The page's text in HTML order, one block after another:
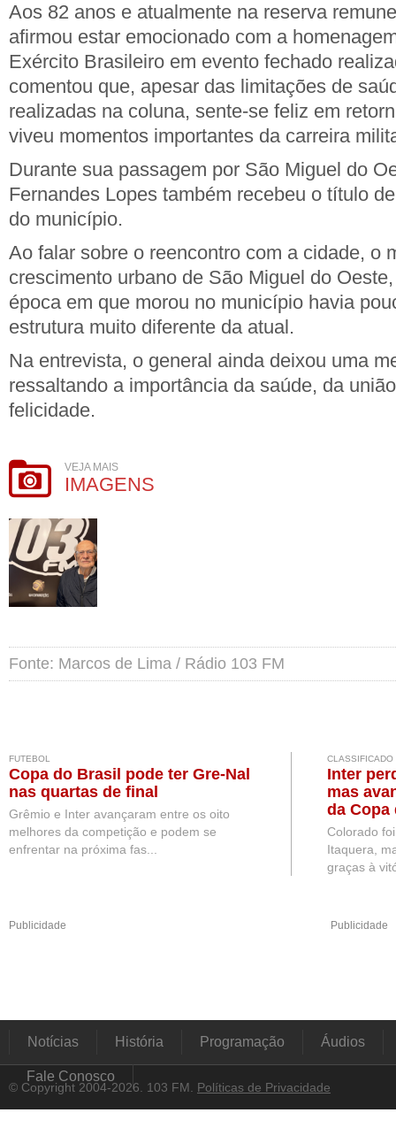
Aos 82 anos e atualmente na reserva
afirmou estar emocionado com a
Exército Brasileiro em evento fechado
comentou que, apesar das limitações de
realizadas na coluna, sente-se feliz em
viveu momentos importantes da carreira
Durante sua passagem por São Miguel do
Fernandes Lopes também recebeu o título
do município.
Ao falar sobre o reencontro com a cidade, o
crescimento urbano de São Miguel do
época em que morou no município havia
estrutura muito diferente da atual.
Na entrevista, o general ainda deixou uma
ressaltando a importância da saúde, da
felicidade.
VEJA MAIS
IMAGENS
Fonte: Marcos de Lima / Rádio 103 FM
FUTEBOL
Copa do Brasil pode ter Gre-Nal
nas quartas de final
Grêmio e Inter avançaram entre os oito
melhores da competição e podem se
enfrentar na próxima fas...
CLASSIFICADO
Inter
mas
da Copa
Colorado
Itaquera,
graças à
Publicidade Publicidade
Notícias História Programação Áudios
Fale Conosco
© Copyright 2004-2026. 103 FM. Políticas de Privacidade